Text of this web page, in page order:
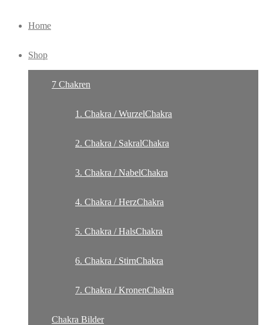
Home
Shop
7 Chakren
1. Chakra / WurzelChakra
2. Chakra / SakralChakra
3. Chakra / NabelChakra
4. Chakra / HerzChakra
5. Chakra / HalsChakra
6. Chakra / StirnChakra
7. Chakra / KronenChakra
Chakra Bilder